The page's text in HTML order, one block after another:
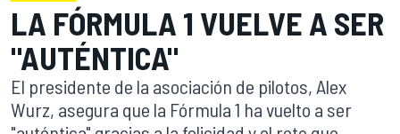
LA FÓRMULA 1 VUELVE A SER
"AUTÉNTICA"
El presidente de la asociación de pilotos, Alex
Wurz, asegura que la Fórmula 1 ha vuelto a ser